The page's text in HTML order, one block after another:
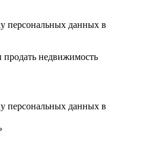
персональных данных в
недвижимость
персональных данных в